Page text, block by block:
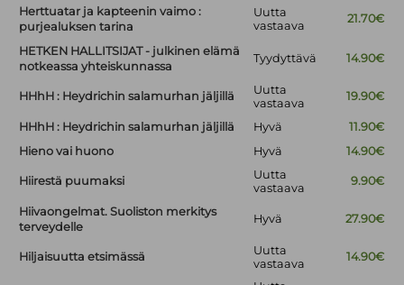
Herttuatar ja kapteenin vaimo :
purjealuksen tarina
Uutta
vastaava
21.70€
HETKEN HALLITSIJAT - julkinen elämä
notkeassa yhteiskunnassa
Tyydyttävä 14.90€
HHhH : Heydrichin salamurhan jäljillä
Uutta
vastaava
19.90€
HHhH : Heydrichin salamurhan jäljillä Hyvä
11.90€
Hieno vai huono
Hyvä 14.90€
Hiirestä puumaksi
Uutta
vastaava
9.90€
Hiivaongelmat. Suoliston merkitys
terveydelle
Hyvä 27.90€
Hiljaisuutta etsimässä
Uutta
vastaava
14.90€